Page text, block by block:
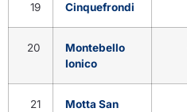
19 Cinquefrondi
20
Montebello
Ionico
21
Motta San